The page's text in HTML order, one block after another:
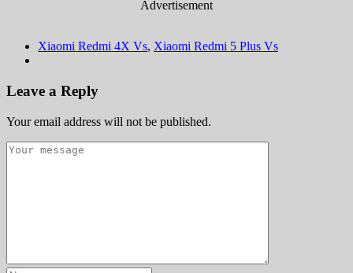
Advertisement
Xiaomi Redmi 4X Vs, Xiaomi Redmi 5 Plus Vs
Leave a Reply
Your email address will not be published.